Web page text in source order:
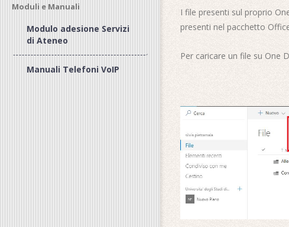
Moduli e Manuali
Modulo adesione Servizi
di Ateneo
Manuali Telefoni VoIP
I file presenti sul proprio
presenti nel pacchetto
Per caricare un file su One